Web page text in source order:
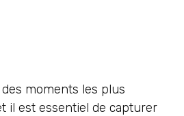
des moments les plus
il est essentiel de capturer